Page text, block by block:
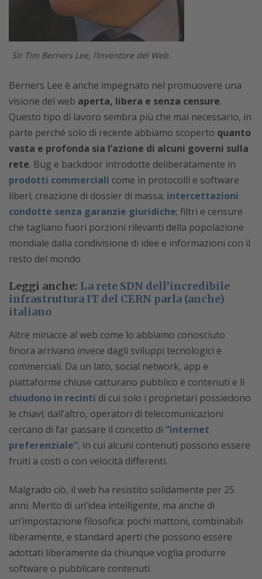
Sir Tim Berners Lee, l’inventore del Web.
Berners Lee è anche impegnato nel promuovere una
visione del web aperta, libera e senza censure.
Questo tipo di lavoro sembra più che mai necessario, in
parte perché solo di recente abbiamo scoperto quanto
vasta e profonda sia l’azione di alcuni governi sulla
rete. Bug e backdoor introdotte deliberatamente in
prodotti commerciali come in protocolli e software
liberi; creazione di dossier di massa; intercettazioni
condotte senza garanzie giuridiche; filtri e censure
che tagliano fuori porzioni rilevanti della popolazione
mondiale dalla condivisione di idee e informazioni con il
resto del mondo.
Leggi anche: La rete SDN dell’incredibile
infrastruttura IT del CERN parla (anche)
italiano
Altre minacce al web come lo abbiamo conosciuto
finora arrivano invece dagli sviluppi tecnologici e
commerciali. Da un lato, social network, app e
piattaforme chiuse catturano pubblico e contenuti e li
chiudono in recinti di cui solo i proprietari possiedono
le chiavi; dall’altro, operatori di telecomunicazioni
cercano di far passare il concetto di “internet
preferenziale”, in cui alcuni contenuti possono essere
fruiti a costi o con velocità differenti.
Malgrado ciò, il web ha resistito solidamente per 25
anni. Merito di un’idea intelligente, ma anche di
un’impostazione filosofica: pochi mattoni, combinabili
liberamente, e standard aperti che possono essere
adottati liberamente da chiunque voglia produrre
software o pubblicare contenuti.